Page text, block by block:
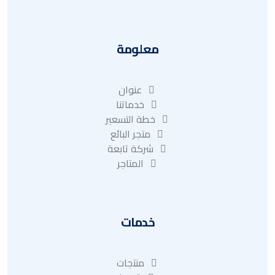
معلومة
عنوان
خدماتنا
خطة التسعير
متجر البائع
شركة تابعة
المتاجر
خدمات
منتجات